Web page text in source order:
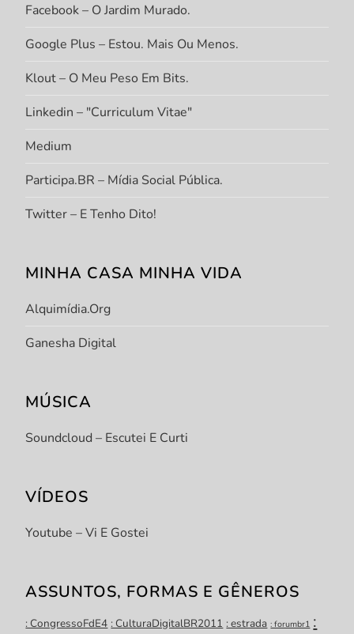
Facebook – O Jardim Murado.
Google Plus – Estou. Mais Ou Menos.
Klout – O Meu Peso Em Bits.
Linkedin – "Curriculum Vitae"
Medium
Participa.BR – Mídia Social Pública.
Twitter – E Tenho Dito!
MINHA CASA MINHA VIDA
Alquimídia.org
Ganesha Digital
MÚSICA
Soundcloud – Escutei E Curti
VÍDEOS
Youtube – Vi E Gostei
ASSUNTOS, FORMAS E GÊNEROS
: CongressoFdE4 : CulturaDigitalBR2011 : estrada : forumbr1 :